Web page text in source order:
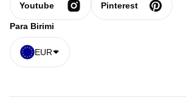
Youtube Pinterest
Para Birimi
EUR